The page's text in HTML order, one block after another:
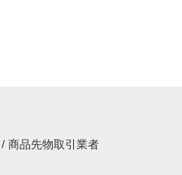
商品先物取引業者